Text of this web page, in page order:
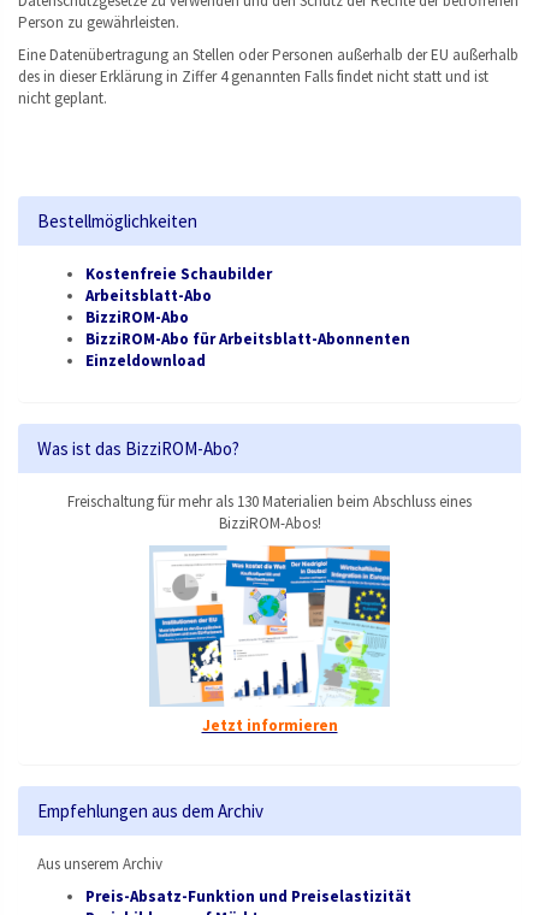
Person zu gewährleisten.
Eine Datenübertragung an Stellen oder Personen außerhalb der EU außerhalb
des in dieser Erklärung in Ziffer 4 genannten Falls findet nicht statt und ist
nicht geplant.
Bestellmöglichkeiten
Kostenfreie Schaubilder
Arbeitsblatt-Abo
BizziROM-Abo
BizziROM-Abo für Arbeitsblatt-Abonnenten
Einzeldownload
Was ist das BizziROM-Abo?
Freischaltung für mehr als 130 Materialien beim Abschluss eines
BizziROM-Abos!
Jetzt informieren
Empfehlungen aus dem Archiv
Aus unserem Archiv
Preis-Absatz-Funktion und Preiselastizität